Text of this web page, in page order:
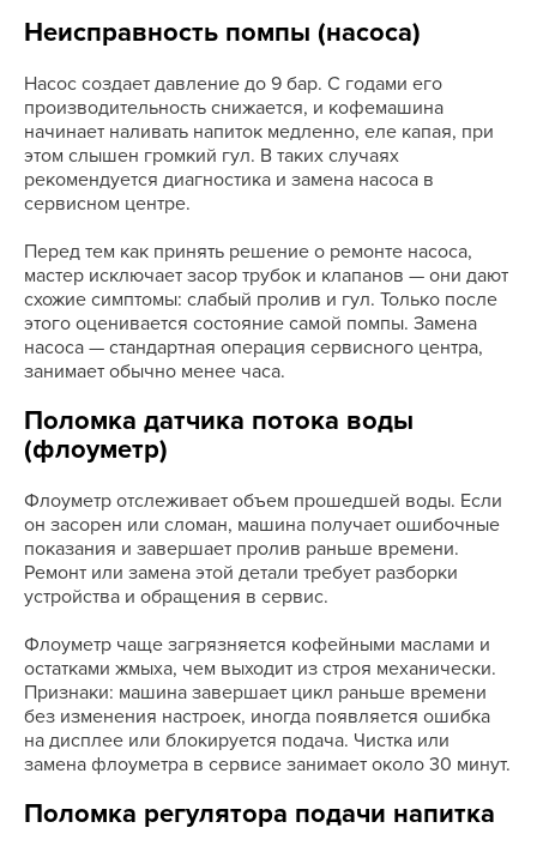
Неисправность помпы (насоса)
Насос создает давление до 9 бар. С годами его
производительность снижается, и кофемашина
начинает наливать напиток медленно, еле капая, при
этом слышен громкий гул. В таких случаях
рекомендуется диагностика и замена насоса в
сервисном центре.
Перед тем как принять решение о ремонте насоса,
мастер исключает засор трубок и клапанов — они дают
схожие симптомы: слабый пролив и гул. Только после
этого оценивается состояние самой помпы. Замена
насоса — стандартная операция сервисного центра,
занимает обычно менее часа.
Поломка датчика потока воды
(флоуметр)
Флоуметр отслеживает объем прошедшей воды. Если
он засорен или сломан, машина получает ошибочные
показания и завершает пролив раньше времени.
Ремонт или замена этой детали требует разборки
устройства и обращения в сервис.
Флоуметр чаще загрязняется кофейными маслами и
остатками жмыха, чем выходит из строя механически.
Признаки: машина завершает цикл раньше времени
без изменения настроек, иногда появляется ошибка
на дисплее или блокируется подача. Чистка или
замена флоуметра в сервисе занимает около 30 минут.
Поломка регулятора подачи напитка